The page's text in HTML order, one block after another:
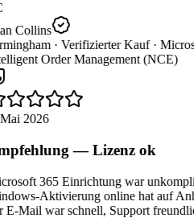
Collins
· Verifizierter Kauf ·
Order Management (NCE)
2026
— Lizenz ok
365 Einrichtung war
Aktivierung online hat auf
E-Mail war schnell, Support